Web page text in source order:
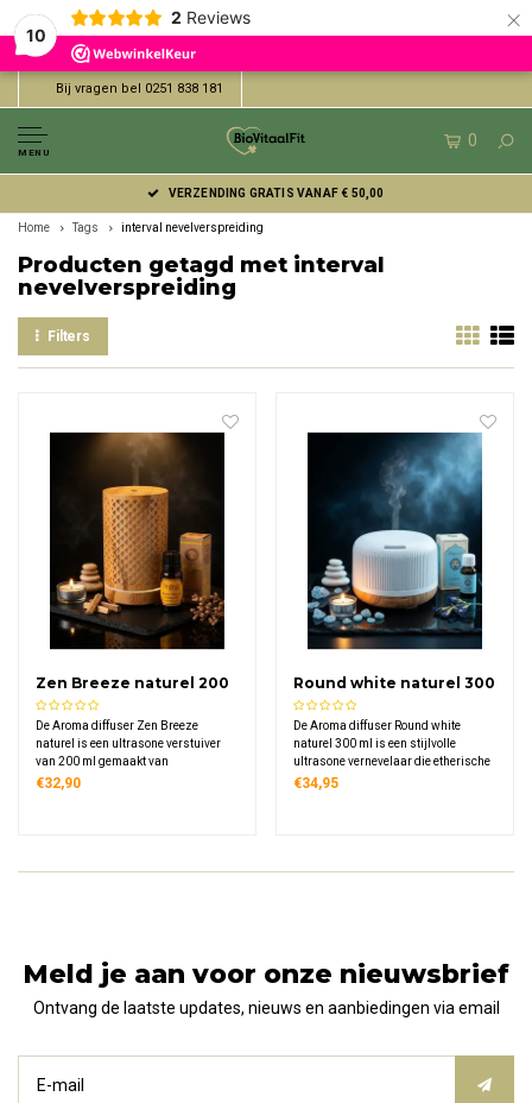
10
2 Reviews ×
Bij vragen bel 0251 838 181
MENU
0
VERZENDING GRATIS VANAF € 50,00
Home Tags interval nevelverspreiding
Producten getagd met interval
nevelverspreiding
Filters
Zen Breeze naturel 200
ml
De Aroma diffuser Zen Breeze
naturel is een ultrasone verstuiver
van 200 ml gemaakt van
polypropyleen. Met 7-kleuren LED-
€32,90
Round white naturel 300
ml
De Aroma diffuser Round white
naturel 300 ml is een stijlvolle
ultrasone vernevelaar die etherische
oliën fijn verspreidt als koude nevel.
€34,95
Meld je aan voor onze nieuwsbrief
Ontvang de laatste updates, nieuws en aanbiedingen via email